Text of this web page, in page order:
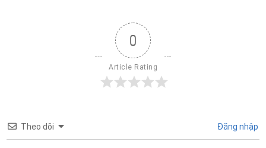
0
Article Rating
Theo dõi Đăng nhập